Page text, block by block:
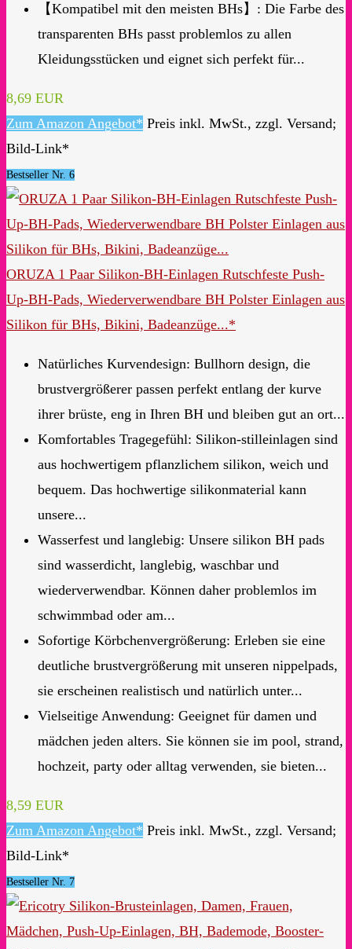
【Kompatibel mit den meisten BHs】: Die Farbe des
transparenten BHs passt problemlos zu allen
Kleidungsstücken und eignet sich perfekt für...
8,69 EUR
Zum Amazon Angebot* Preis inkl. MwSt., zzgl. Versand;
Bild-Link*
Bestseller Nr. 6
ORUZA 1 Paar Silikon-BH-Einlagen Rutschfeste Push-
Up-BH-Pads, Wiederverwendbare BH Polster Einlagen aus
Silikon für BHs, Bikini, Badeanzüge...*
Natürliches Kurvendesign: Bullhorn design, die
brustvergrößerer passen perfekt entlang der kurve
ihrer brüste, eng in Ihren BH und bleiben gut an ort...
Komfortables Tragegefühl: Silikon-stilleinlagen sind
aus hochwertigem pflanzlichem silikon, weich und
bequem. Das hochwertige silikonmaterial kann
unsere...
Wasserfest und langlebig: Unsere silikon BH pads
sind wasserdicht, langlebig, waschbar und
wiederverwendbar. Können daher problemlos im
schwimmbad oder am...
Sofortige Körbchenvergrößerung: Erleben sie eine
deutliche brustvergrößerung mit unseren nippelpads,
sie erscheinen realistisch und natürlich unter...
Vielseitige Anwendung: Geeignet für damen und
mädchen jeden alters. Sie können sie im pool, strand,
hochzeit, party oder alltag verwenden, sie bieten...
8,59 EUR
Zum Amazon Angebot* Preis inkl. MwSt., zzgl. Versand;
Bild-Link*
Bestseller Nr. 7